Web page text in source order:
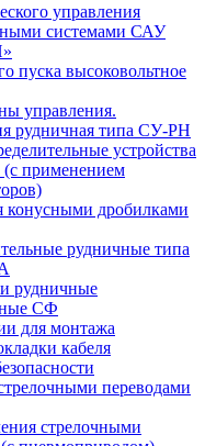
управления
системами САУ
пуска высоковольтное
управления.
рудничная типа СУ-РН
устройства
применением
дробилками
рудничные типа
рудничные
СФ
для монтажа
кабеля
переводами
стрелочными